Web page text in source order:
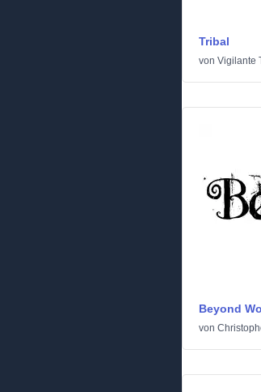
Tribal
von Vigilante
Beyond
von